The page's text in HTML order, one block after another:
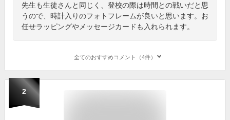
先生も生徒さんと同じく、登校の際は時間との戦いだと思
うので、時計入りのフォトフレームが良いと思います。お
任せラッピングやメッセージカードも入れられます。
全てのおすすめコメント（4件）
2